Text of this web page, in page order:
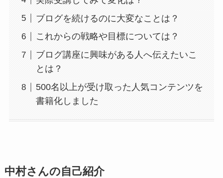
ブログを続けるのに大変なことは？
これからの戦略や目標については？
ブログ講座に興味がある人へ伝えたいこ
とは？
500名以上が受け取った人気コンテンツを
書籍化しました
中村さんの自己紹介